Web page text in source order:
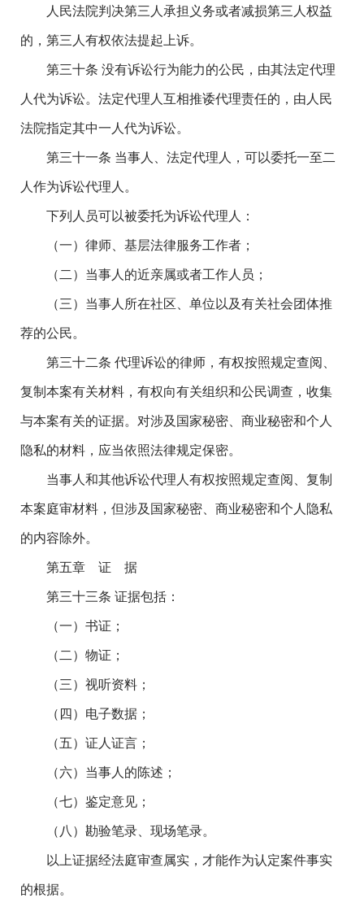
人民法院判决第三人承担义务或者减损第三人权益
的，第三人有权依法提起上诉。
第三十条 没有诉讼行为能力的公民，由其法定代理
人代为诉讼。法定代理人互相推诿代理责任的，由人民
法院指定其中一人代为诉讼。
第三十一条 当事人、法定代理人，可以委托一至二
人作为诉讼代理人。
下列人员可以被委托为诉讼代理人：
（一）律师、基层法律服务工作者；
（二）当事人的近亲属或者工作人员；
（三）当事人所在社区、单位以及有关社会团体推
荐的公民。
第三十二条 代理诉讼的律师，有权按照规定查阅、
复制本案有关材料，有权向有关组织和公民调查，收集
与本案有关的证据。对涉及国家秘密、商业秘密和个人
隐私的材料，应当依照法律规定保密。
当事人和其他诉讼代理人有权按照规定查阅、复制
本案庭审材料，但涉及国家秘密、商业秘密和个人隐私
的内容除外。
第五章 证 据
第三十三条 证据包括：
（一）书证；
（二）物证；
（三）视听资料；
（四）电子数据；
（五）证人证言；
（六）当事人的陈述；
（七）鉴定意见；
（八）勘验笔录、现场笔录。
以上证据经法庭审查属实，才能作为认定案件事实
的根据。